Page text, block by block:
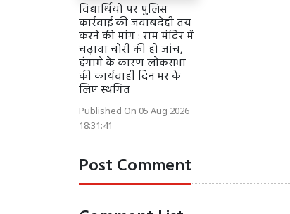
विद्यार्थियों पर पुलिस
कार्रवाई की जवाबदेही तय
करने की मांग : राम मंदिर में
चढ़ावा चोरी की हो जांच,
हंगामे के कारण लोकसभा
की कार्यवाही दिन भर के
लिए स्थगित
Published On 05 Aug 2026
18:31:41
Post Comment